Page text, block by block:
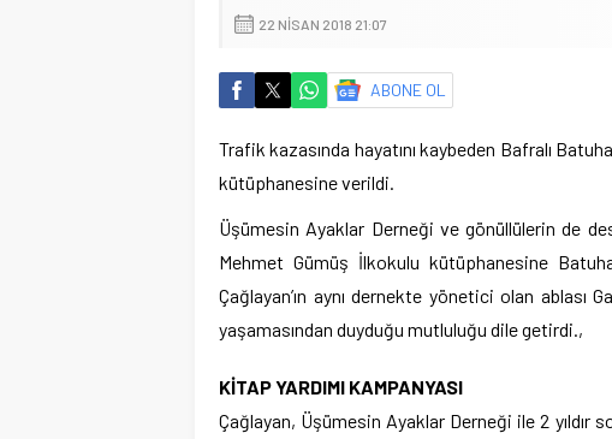
22 NISAN 2018 21:07
ABONE OL
Trafik kazasında hayatını kaybeden Bafralı
kütüphanesine verildi.
Üşümesin Ayaklar Derneği ve gönüllülerin de
Mehmet Gümüş İlkokulu kütüphanesine
Çağlayan’ın aynı dernekte yönetici olan ablası
yaşamasından duyduğu mutluluğu dile getirdi.,
KİTAP YARDIMI KAMPANYASI
Çağlayan, Üşümesin Ayaklar Derneği ile 2 yıldır